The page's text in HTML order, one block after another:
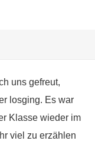
uns gefreut,
losging. Es war
Klasse wieder im
viel zu erzählen